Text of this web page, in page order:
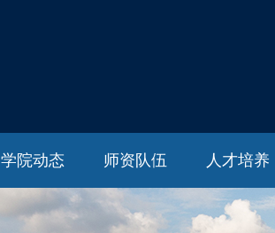
学院动态 师资队伍 人才培养